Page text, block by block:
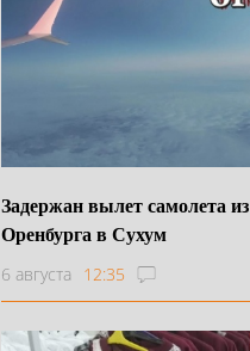
Задержан вылет самолета из
Оренбурга в Сухум
6 августа 12:35